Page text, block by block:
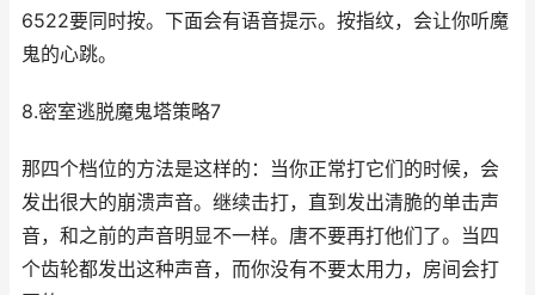
6522要同时按。下面会有语音提示。按指纹，会让你听魔
鬼的心跳。
8.密室逃脱魔鬼塔策略7
那四个档位的方法是这样的：当你正常打它们的时候，会
发出很大的崩溃声音。继续击打，直到发出清脆的单击声
音，和之前的声音明显不一样。唐不要再打他们了。当四
个齿轮都发出这种声音，而你没有不要太用力，房间会打